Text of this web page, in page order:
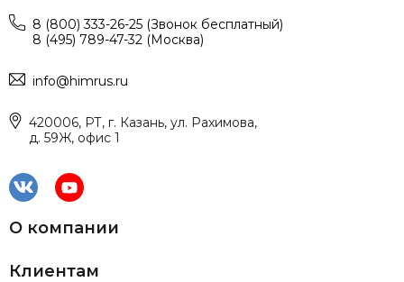
8 (800) 333-26-25 (Звонок бесплатный)
8 (495) 789-47-32 (Москва)
info@himrus.ru
420006, РТ, г. Казань, ул. Рахимова,
д. 59Ж, офис 1
О компании
Клиентам